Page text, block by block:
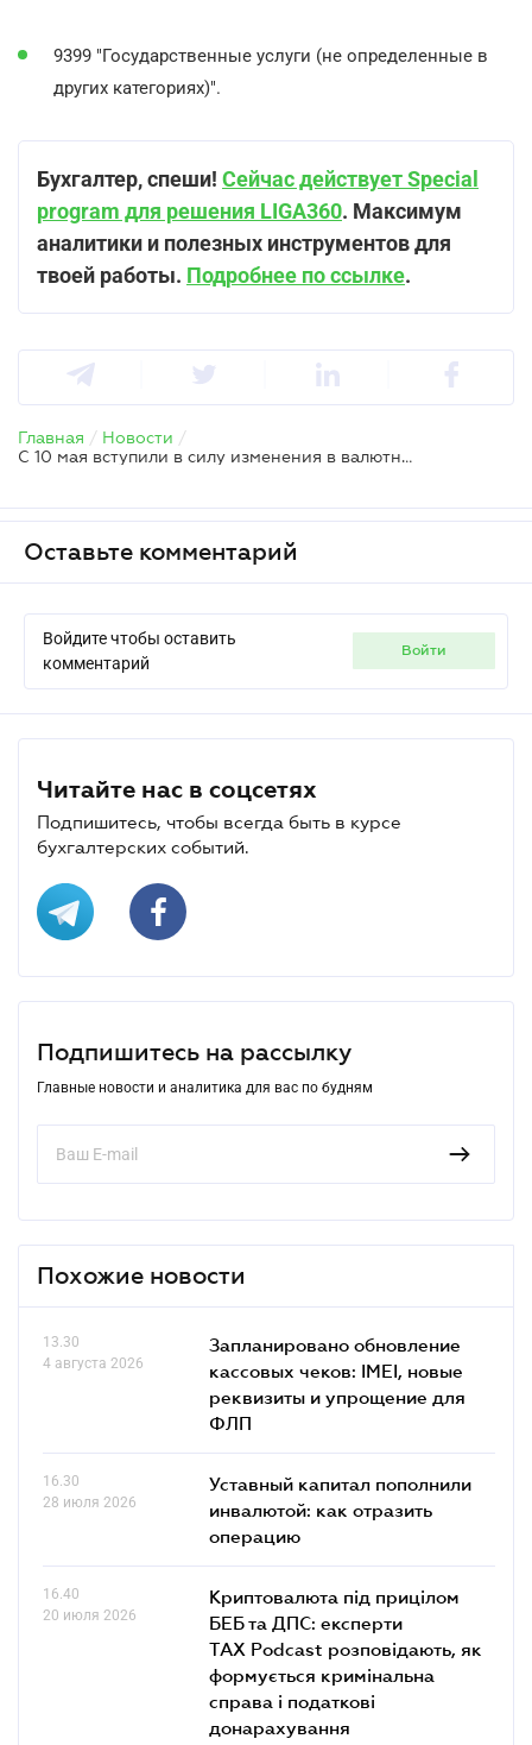
9399 "Государственные услуги (не определенные в
других категориях)".
Бухгалтер, спеши! Сейчас действует Special
program для решения LIGA360. Максимум
аналитики и полезных инструментов для
твоей работы. Подробнее по ссылке.
Главная / Новости /
С 10 мая вступили в силу изменения в валютных ограничениях – НБУ
Оставьте комментарий
Войдите чтобы оставить
комментарий
войти
Читайте нас в соцсетях
Подпишитесь, чтобы всегда быть в курсе
бухгалтерских событий.
Подпишитесь на рассылку
Главные новости и аналитика для вас по будням
Похожие новости
13.30
4 августа 2026
Запланировано обновление
кассовых чеков: IMEI, новые
реквизиты и упрощение для
ФЛП
16.30
28 июля 2026
Уставный капитал пополнили
инвалютой: как отразить
операцию
16.40
20 июля 2026
Криптовалюта під прицілом
БЕБ та ДПС: експерти
TAX Podcast розповідають, як
формується кримінальна
справа і податкові
донарахування